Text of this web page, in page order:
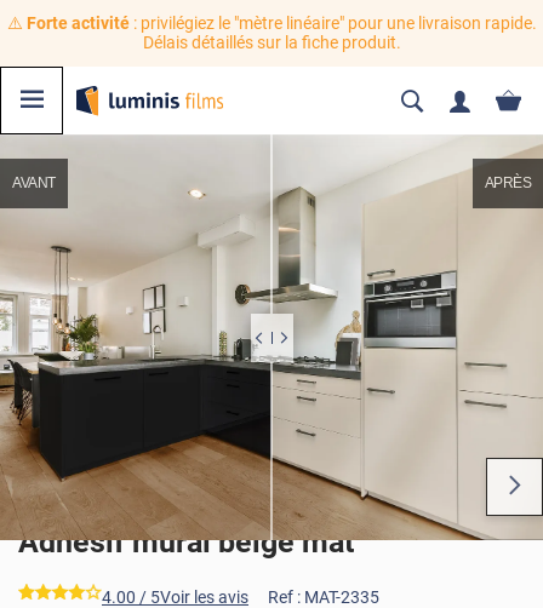
⚠️ Forte activité: privilégiez le "mètre linéaire" pour une livraison rapide.
Délais détaillés sur la fiche produit.
AVANT APRÈS
Adhésif mural beige mat
*****
4.00 / 5Voir les avis Ref : MAT-2335